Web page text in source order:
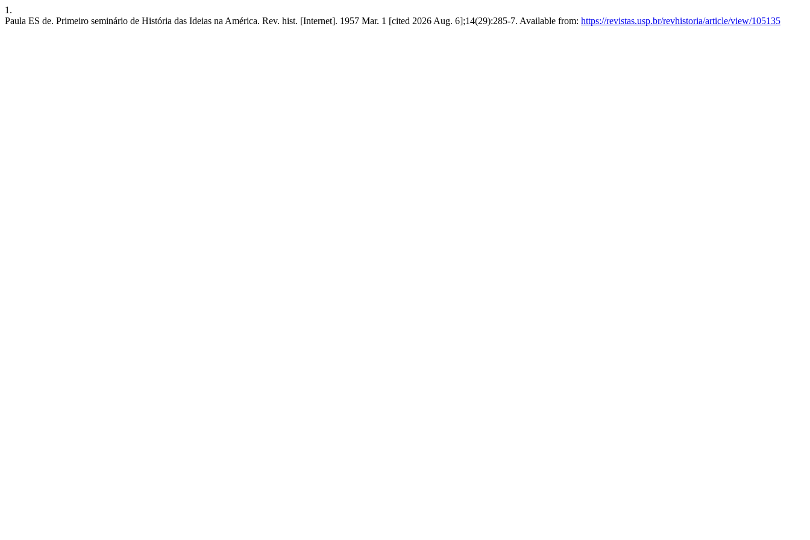
1.
Paula ES de. Primeiro seminário de História das Ideias na América. Rev. hist. [Internet]. 1957 Mar. 1 [cited 2026 Aug. 6];14(29):285-7. Available from: https://revistas.usp.br/revhistoria/article/view/105135